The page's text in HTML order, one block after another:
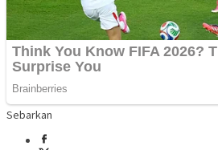
Sebarkan